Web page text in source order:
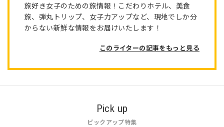
旅好き女子のための旅情報！こだわりホテル、美食
旅、弾丸トリップ、女子力アップなど、現地でしか分
からない新鮮な情報をお届けいたします！
このライターの記事をもっと見る
Pick up
ピックアップ特集